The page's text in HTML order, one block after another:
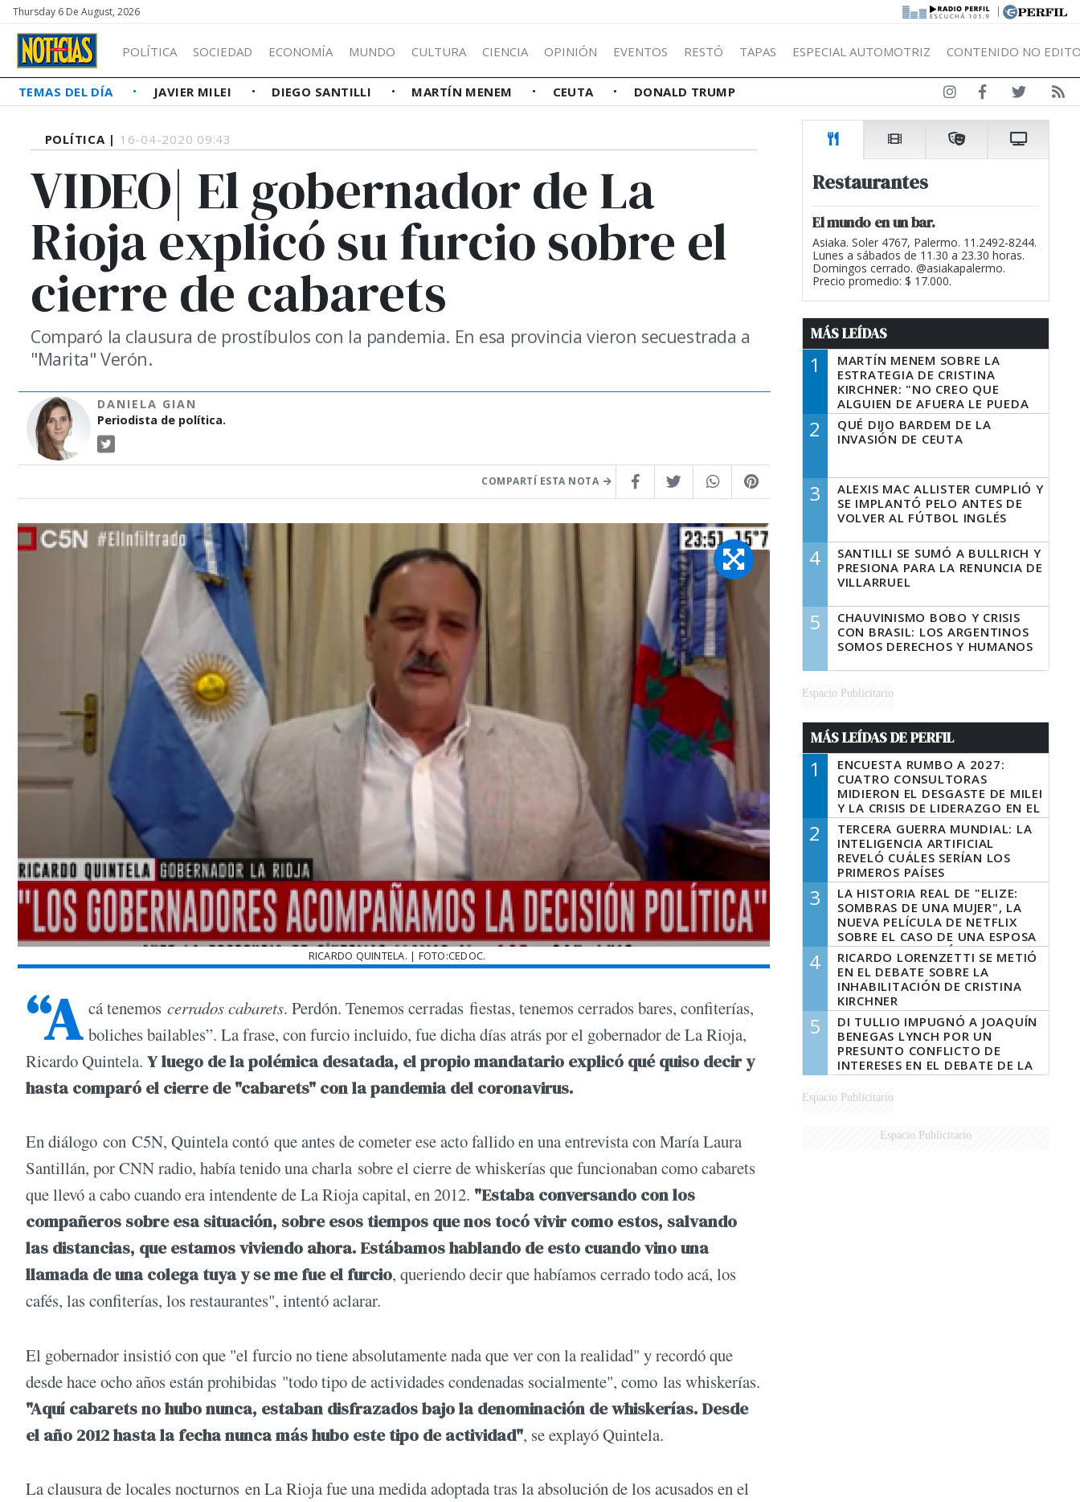
Thursday 6 De August, 2026 |
POLÍTICA SOCIEDAD ECONOMÍA MUNDO CULTURA CIENCIA OPINIÓN EVENTOS RESTÓ TAPAS ESPECIAL AUTOMOTRIZ CONTENIDO NO
TEMAS DEL DÍA JAVIER MILEI DIEGO SANTILLI MARTÍN MENEM CEUTA DONALD TRUMP
POLÍTICA | 16-04-2020 09:43
VIDEO| El gobernador de La
Rioja explicó su furcio sobre el
cierre de cabarets
Comparó la clausura de prostíbulos con la pandemia. En esa provincia vieron secuestrada a
"Marita" Verón.
DANIELA GIAN
Periodista de política.
COMPARTÍ ESTA NOTA
RICARDO QUINTELA. | FOTO:CEDOC.
“A cá tenemos cerrados cabarets. Perdón. Tenemos cerradas fiestas, tenemos cerrados bares, confiterías,
boliches bailables”. La frase, con furcio incluido, fue dicha días atrás por el gobernador de La Rioja,
Ricardo Quintela. Y luego de la polémica desatada, el propio mandatario explicó qué quiso decir y
hasta comparó el cierre de "cabarets" con la pandemia del coronavirus.
En diálogo con C5N, Quintela contó que antes de cometer ese acto fallido en una entrevista con María Laura
Santillán, por CNN radio, había tenido una charla sobre el cierre de whiskerías que funcionaban como cabarets
que llevó a cabo cuando era intendente de La Rioja capital, en 2012. "Estaba conversando con los
compañeros sobre esa situación, sobre esos tiempos que nos tocó vivir como estos, salvando
las distancias, que estamos viviendo ahora. Estábamos hablando de esto cuando vino una
llamada de una colega tuya y se me fue el furcio, queriendo decir que habíamos cerrado todo acá, los
cafés, las confiterías, los restaurantes", intentó aclarar.
El gobernador insistió con que "el furcio no tiene absolutamente nada que ver con la realidad" y recordó que
desde hace ocho años están prohibidas "todo tipo de actividades condenadas socialmente", como las whiskerías.
"Aquí cabarets no hubo nunca, estaban disfrazados bajo la denominación de whiskerías. Desde
el año 2012 hasta la fecha nunca más hubo este tipo de actividad", se explayó Quintela.
La clausura de locales nocturnos en La Rioja fue una medida adoptada tras la absolución de los acusados en el
Restaurantes
El mundo en un bar.
Asiaka. Soler 4767, Palermo. 11.2492-8244.
Lunes a sábados de 11.30 a 23.30 horas.
Domingos cerrado. @asiakapalermo.
Precio promedio: $ 17.000.
MÁS LEÍDAS
1
MARTÍN MENEM SOBRE LA
ESTRATEGIA DE CRISTINA
KIRCHNER: "NO CREO QUE
ALGUIEN DE AFUERA LE PUEDA
DECIR A LA JUSTICIA LO QUE
TIENE QUE HACER"
2
QUÉ DIJO BARDEM DE LA
INVASIÓN DE CEUTA
3
ALEXIS MAC ALLISTER CUMPLIÓ Y
SE IMPLANTÓ PELO ANTES DE
VOLVER AL FÚTBOL INGLÉS
4
SANTILLI SE SUMÓ A BULLRICH Y
PRESIONA PARA LA RENUNCIA DE
VILLARRUEL
5
CHAUVINISMO BOBO Y CRISIS
CON BRASIL: LOS ARGENTINOS
SOMOS DERECHOS Y HUMANOS
Espacio Publicitario
MÁS LEÍDAS DE PERFIL
1
ENCUESTA RUMBO A 2027:
CUATRO CONSULTORAS
MIDIERON EL DESGASTE DE MILEI
Y LA CRISIS DE LIDERAZGO EN EL
PERONISMO
2
TERCERA GUERRA MUNDIAL: LA
INTELIGENCIA ARTIFICIAL
REVELÓ CUÁLES SERÍAN LOS
PRIMEROS PAÍSES
LATINOAMERICANOS EN SER
DERROTADOS
3
LA HISTORIA REAL DE "ELIZE:
SOMBRAS DE UNA MUJER", LA
NUEVA PELÍCULA DE NETFLIX
SOBRE EL CASO DE UNA ESPOSA
QUE DESCUARTIZÓ A SU
MARIDO
4
RICARDO LORENZETTI SE METIÓ
EN EL DEBATE SOBRE LA
INHABILITACIÓN DE CRISTINA
KIRCHNER
5
DI TULLIO IMPUGNÓ A JOAQUÍN
BENEGAS LYNCH POR UN
PRESUNTO CONFLICTO DE
INTERESES EN EL DEBATE DE LA
LEY DE TIERRAS
Espacio Publicitario
Espacio Publicitario